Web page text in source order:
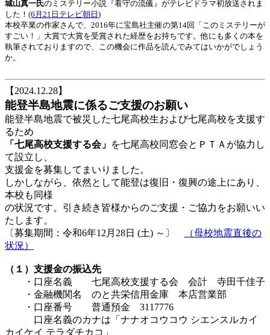
城山真一氏のミステリー小説『看守の流儀』がテレビドラマ初放送されま
した！ (6月21日テレビ朝日 )
本校卒業の作家さんで、2016年に宝島社主催の第14回「このミステリーが
すごい！」大賞で大賞を受賞された経歴をお持ちです。他にも多くの本を
執筆されておりますので、この機会に作品を読んでみてはいかがでしょう
か。
【2024.12.28】
能登半島地震に係るご支援のお願い
能登半島地震で被災した七尾高校生および七尾高校を支援す
るため
「七尾高校支援する会」 を七尾高校同窓会とＰＴＡが協力し
て設立し、
支援金を募集してまいりました。
しかしながら、依然として能登は復旧・復興の途上にあり、
本校も同様
の状況です。引き続き皆様からのご支援・ご協力をお願いい
たします。
〔募集期間：令和6年12月28日 (土) ～〕
（母校地震直後の
状況）
（１）支援金の振込先
・口座名義 七尾高校支援する会 会計 寺田千佳子
・金融機関名 のと共栄信用金庫 本店営業部
・口座番号 普通預金 3117776
口座名義のカナは「ナナオコウコウ シエンスルカイ
カイケイ テラダチカコ」